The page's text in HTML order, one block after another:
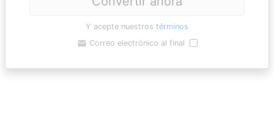
Y acepte nuestros términos
Correo electrónico al final